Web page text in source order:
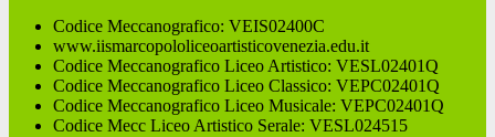
Codice Meccanografico: VEIS02400C
www.iismarcopololiceoartisticovenezia.edu.it
Codice Meccanografico Liceo Artistico: VESL02401Q
Codice Meccanografico Liceo Classico: VEPC02401Q
Codice Meccanografico Liceo Musicale: VEPC02401Q
Codice Mecc Liceo Artistico Serale: VESL024515